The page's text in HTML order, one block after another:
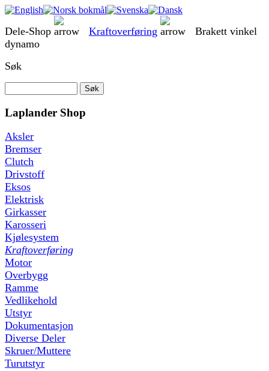
Dele-Shop Kraftoverføring
Brakett vinkel
dynamo
Søk
Laplander Shop
Aksler
Bremser
Clutch
Drivstoff
Eksos
Elektrisk
Girkasser
Karosseri
Kjølesystem
Kraftoverføring
Motor
Overbygg
Ramme
Vedlikehold
Utstyr
Dokumentasjon
Diverse Deler
Skruer/Muttere
Turutstyr